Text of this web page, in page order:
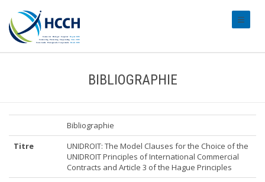
BIBLIOGRAPHIE
Bibliographie
Titre
UNIDROIT: The Model Clauses for the Choice of the
UNIDROIT Principles of International Commercial
Contracts and Article 3 of the Hague Principles